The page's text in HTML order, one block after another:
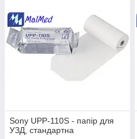
Sony UPP-110S - папір для
УЗД, стандартна